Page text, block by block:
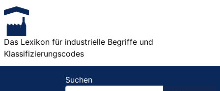
Das Lexikon für industrielle Begriffe und
Klassifizierungscodes
Suchen